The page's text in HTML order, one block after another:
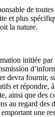
de
et plus
la nature.
initiée par
devra fournir,
et répondre,
ainsi que des
au regard des
une